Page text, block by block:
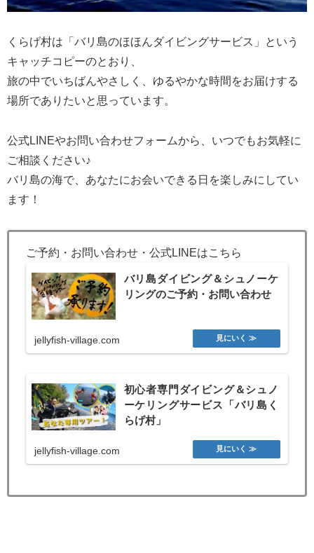
くらげ村は「バリ島のほほんダイビングサービス」という
キャッチコピーのとおり、
旅の中でいちばんやさしく、ゆるやかな時間をお届けする
場所でありたいと思っています。
公式LINEやお問い合わせフォームから、いつでもお気軽に
ご相談ください♪
バリ島の海で、あなたにお会いできる日を楽しみにしてい
ます！
ご予約・お問い合わせ・公式LINEはこちら
バリ島ダイビング＆シュノーケ
リングのご予約・お問い合わせ
jellyfish-village.com
初心者専門ダイビング＆シュノ
ーケリングサービス「バリ島く
らげ村」
jellyfish-village.com